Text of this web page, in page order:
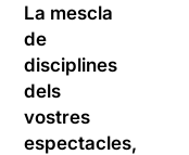
La mescla
de
disciplines
dels
vostres
espectacles,